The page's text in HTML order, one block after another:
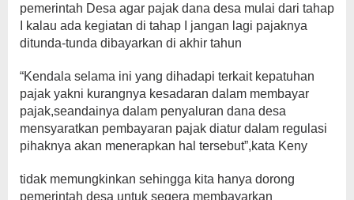
pemerintah Desa agar pajak dana desa mulai dari tahap
I kalau ada kegiatan di tahap I jangan lagi pajaknya
ditunda-tunda dibayarkan di akhir tahun
“Kendala selama ini yang dihadapi terkait kepatuhan
pajak yakni kurangnya kesadaran dalam membayar
pajak,seandainya dalam penyaluran dana desa
mensyaratkan pembayaran pajak diatur dalam regulasi
pihaknya akan menerapkan hal tersebut”,kata Keny
tidak memungkinkan sehingga kita hanya dorong
pemerintah desa untuk segera membayarkan